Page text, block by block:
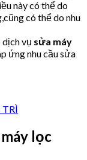
này có thể do
có thể do nhu
dịch vụ sửa máy
ứng nhu cầu sửa
lọc